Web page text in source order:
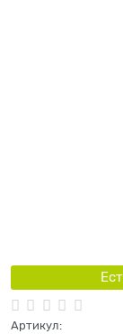
Артикул: